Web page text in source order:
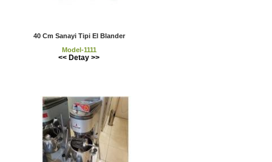
40 Cm Sanayi Tipi El Blander
Model-1111
<< Detay >>